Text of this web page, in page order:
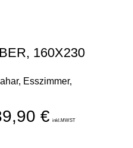
160X230
, Esszimmer,
€ inkl.MWST